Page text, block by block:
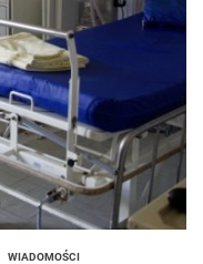
WIADOMOŚCI